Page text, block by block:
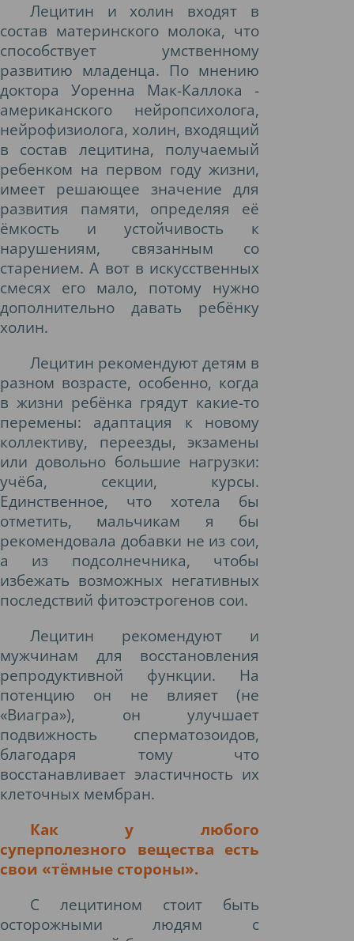
Лецитин и холин входят в
состав материнского молока, что
способствует умственному
развитию младенца. По мнению
доктора Уоренна Мак-Каллока -
американского нейропсихолога,
нейрофизиолога, холин, входящий
в состав лецитина, получаемый
ребенком на первом году жизни,
имеет решающее значение для
развития памяти, определяя её
ёмкость и устойчивость к
нарушениям, связанным со
старением. А вот в искусственных
смесях его мало, потому нужно
дополнительно давать ребёнку
холин.
Лецитин рекомендуют детям в
разном возрасте, особенно, когда
в жизни ребёнка грядут какие-то
перемены: адаптация к новому
коллективу, переезды, экзамены
или довольно большие нагрузки:
учёба, секции, курсы.
Единственное, что хотела бы
отметить, мальчикам я бы
рекомендовала добавки не из сои,
а из подсолнечника, чтобы
избежать возможных негативных
последствий фитоэстрогенов сои.
Лецитин рекомендуют и
мужчинам для восстановления
репродуктивной функции. На
потенцию он не влияет (не
«Виагра»), он улучшает
подвижность сперматозоидов,
благодаря тому что
восстанавливает эластичность их
клеточных мембран.
Как у любого
суперполезного вещества есть
свои «тёмные стороны».
С лецитином стоит быть
осторожными людям с